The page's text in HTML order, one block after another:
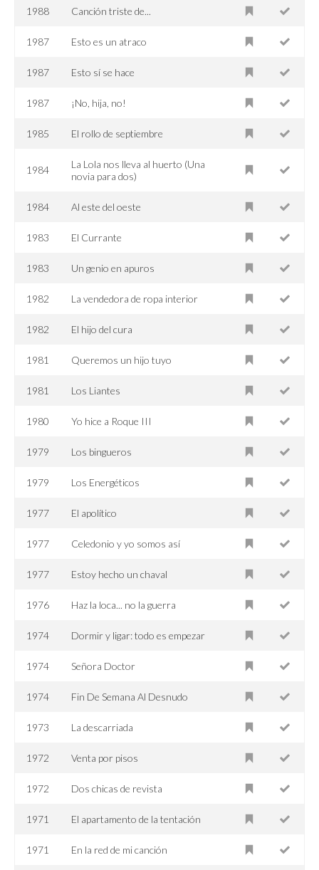
1988 Canción triste de...
1987 Esto es un atraco
1987 Esto sí se hace
1987 ¡No, hija, no!
1985 El rollo de septiembre
1984
La Lola nos lleva al huerto (Una
novia para dos)
1984 Al este del oeste
1983 El Currante
1983 Un genio en apuros
1982 La vendedora de ropa interior
1982 El hijo del cura
1981 Queremos un hijo tuyo
1981 Los Liantes
1980 Yo hice a Roque III
1979 Los bingueros
1979 Los Energéticos
1977 El apolítico
1977 Celedonio y yo somos así
1977 Estoy hecho un chaval
1976 Haz la loca... no la guerra
1974 Dormir y ligar: todo es empezar
1974 Señora Doctor
1974 Fin De Semana Al Desnudo
1973 La descarriada
1972 Venta por pisos
1972 Dos chicas de revista
1971 El apartamento de la tentación
1971 En la red de mi canción